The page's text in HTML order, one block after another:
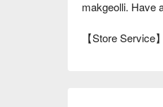
makgeolli. Have
【Store Service】